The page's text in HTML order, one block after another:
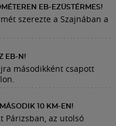
EB-EZÜSTÉRMES!
szerezte a Szajnában a
EB-N!
másodikként csapott
10 KM-EN!
Párizsban, az utolsó